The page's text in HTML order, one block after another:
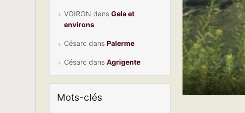
VOIRON dansGela et
environs
Césarc dansPalerme
Césarc dansAgrigente
Mots-clés